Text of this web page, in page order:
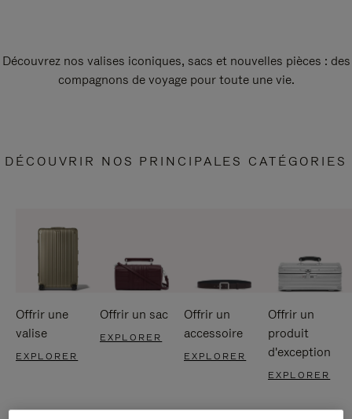
Découvrez nos valises iconiques, sacs et nouvelles pièces : des
compagnons de voyage pour toute une vie.
DÉCOUVRIR NOS PRINCIPALES CATÉGORIES
Offrir une
valise
EXPLORER
Offrir un sac
EXPLORER
Offrir un
accessoire
EXPLORER
Offrir un
produit
d'exception
EXPLORER